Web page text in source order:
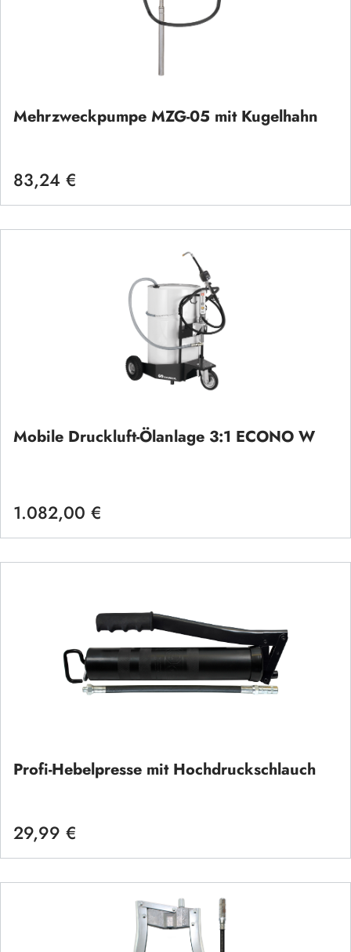
Mehrzweckpumpe MZG-05 mit Kugelhahn
Regulärer Preis:
83,24 €
Mobile Druckluft-Ölanlage 3:1 ECONO W
Regulärer Preis:
1.082,00 €
Profi-Hebelpresse mit Hochdruckschlauch
Regulärer Preis:
29,99 €